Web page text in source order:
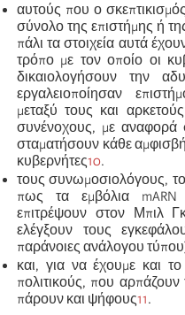
αυτούς που ο
σύνολο της επιστήμης ή
πάλιτα στοιχεία αυτά
τρόπο με τον οποίο οι
δικαιολογήσουν την
εργαλειοποίησαν
μεταξύτους και αρκετούς
συνένοχους, με αναφορά
σταματήσουν κάθε
κυβερνήτες10.
τους συνωμοσιολόγους,
πως τα εμβόλια mARN
επιτρέψουν στον Μπιλ
ελέγξουν τους
παράνοιες ανάλογου
και, για να έχουμε και το
πολιτικούς, που
πάρουν και ψήφους11.